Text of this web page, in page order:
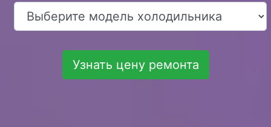
Узнать цену ремонта